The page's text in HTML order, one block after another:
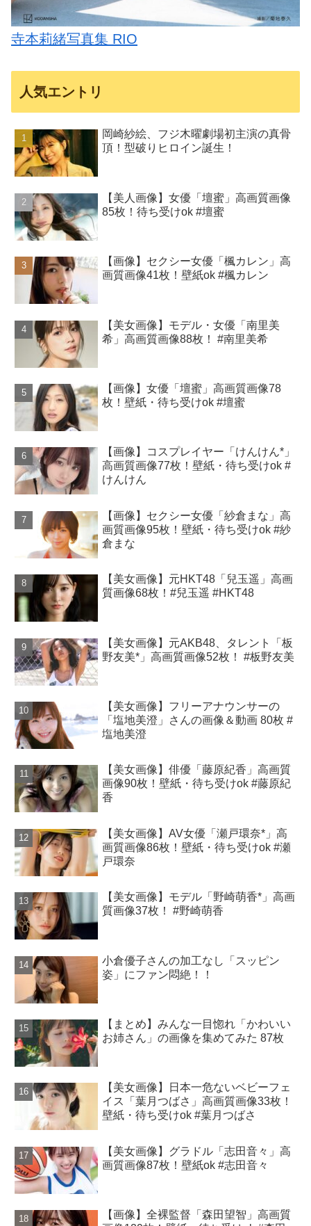
寺本莉緒写真集 RIO
人気エントリ
岡崎紗絵、フジ木曜劇場初主演の真骨
頂！型破りヒロイン誕生！
【美人画像】女優「壇蜜」高画質画像
85枚！待ち受けok #壇蜜
【画像】セクシー女優「楓カレン」高
画質画像41枚！壁紙ok #楓カレン
【美女画像】モデル・女優「南里美
希」高画質画像88枚！ #南里美希
【画像】女優「壇蜜」高画質画像78
枚！壁紙・待ち受けok #壇蜜
【画像】コスプレイヤー「けんけん*」
高画質画像77枚！壁紙・待ち受けok #
けんけん
【画像】セクシー女優「紗倉まな」高
画質画像95枚！壁紙・待ち受けok #紗
倉まな
【美女画像】元HKT48「兒玉遥」高画
質画像68枚！#兒玉遥 #HKT48
【美女画像】元AKB48、タレント「板
野友美*」高画質画像52枚！ #板野友美
【美女画像】フリーアナウンサーの
「塩地美澄」さんの画像＆動画 80枚 #
塩地美澄
【美女画像】俳優「藤原紀香」高画質
画像90枚！壁紙・待ち受けok #藤原紀
香
【美女画像】AV女優「瀬戸環奈*」高
画質画像86枚！壁紙・待ち受けok #瀬
戸環奈
【美女画像】モデル「野崎萌香*」高画
質画像37枚！ #野崎萌香
小倉優子さんの加工なし「スッピン
姿」にファン悶絶！！
【まとめ】みんな一目惚れ「かわいい
お姉さん」の画像を集めてみた 87枚
【美女画像】日本一危ないベビーフェ
イス「葉月つばさ」高画質画像33枚！
壁紙・待ち受けok #葉月つばさ
【美女画像】グラドル「志田音々」高
画質画像87枚！壁紙ok #志田音々
【画像】全裸監督「森田望智」高画質